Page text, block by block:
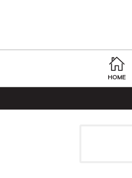
HOME